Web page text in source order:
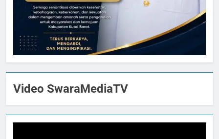
Video SwaraMediaTV